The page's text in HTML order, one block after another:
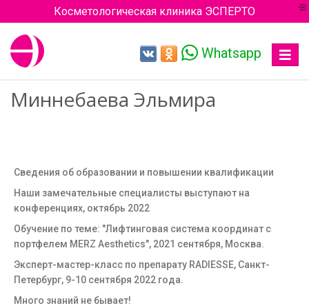
Косметологическая клиника ЭСПЕРТО
Toggle
Whatsapp
Миннебаева Эльмира
Сведения об образовании и повышении квалификации
Наши замечательные специалисты выступают на
конференциях, октябрь 2022
Обучение по теме: "Лифтинговая система координат с
портфелем MERZ Aesthetics", 2021 сентября, Москва.
Эксперт-мастер-класс по препарату RADIESSE, Санкт-
Петербург, 9-10 сентября 2022 года.
Много знаний не бывает!